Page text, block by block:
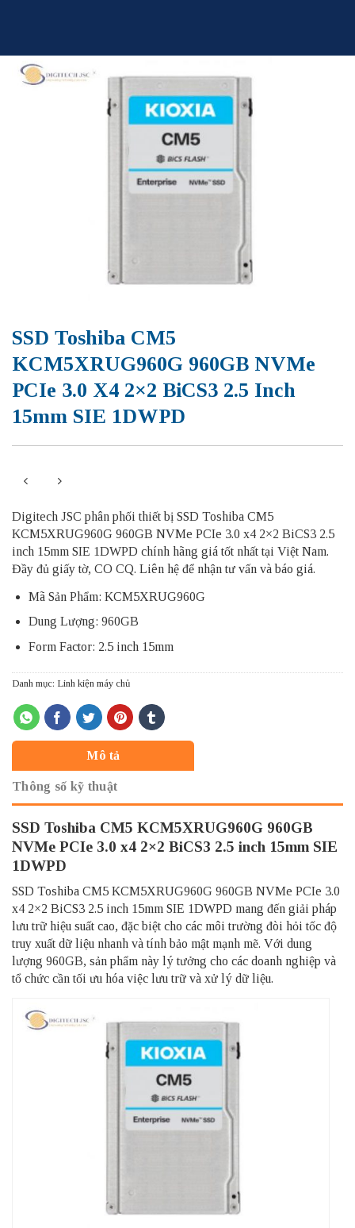
SSD Toshiba CM5
KCM5XRUG960G 960GB NVMe
PCIe 3.0 X4 2×2 BiCS3 2.5 Inch
15mm SIE 1DWPD
Digitech JSC phân phối thiết bị SSD Toshiba CM5
KCM5XRUG960G 960GB NVMe PCIe 3.0 x4 2×2 BiCS3 2.5
inch 15mm SIE 1DWPD chính hãng giá tốt nhất tại Việt Nam.
Đầy đủ giấy tờ, CO CQ. Liên hệ để nhận tư vấn và báo giá.
Mã Sản Phẩm: KCM5XRUG960G
Dung Lượng: 960GB
Form Factor: 2.5 inch 15mm
Danh mục: Linh kiện máy chủ
Mô tả
Thông số kỹ thuật
SSD Toshiba CM5 KCM5XRUG960G 960GB
NVMe PCIe 3.0 x4 2×2 BiCS3 2.5 inch 15mm SIE
1DWPD
SSD Toshiba CM5 KCM5XRUG960G 960GB NVMe PCIe 3.0
x4 2×2 BiCS3 2.5 inch 15mm SIE 1DWPD mang đến giải pháp
lưu trữ hiệu suất cao, đặc biệt cho các môi trường đòi hỏi tốc độ
truy xuất dữ liệu nhanh và tính bảo mật mạnh mẽ. Với dung
lượng 960GB, sản phẩm này lý tưởng cho các doanh nghiệp và
tổ chức cần tối ưu hóa việc lưu trữ và xử lý dữ liệu.